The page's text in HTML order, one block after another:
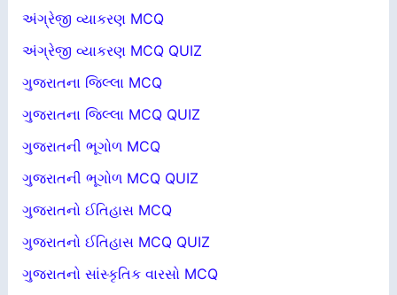
અંગ્રેજી વ્યાકરણ MCQ
અંગ્રેજી વ્યાકરણ MCQ QUIZ
ગુજરાતના જિલ્લા MCQ
ગુજરાતના જિલ્લા MCQ QUIZ
ગુજરાતની ભૂગોળ MCQ
ગુજરાતની ભૂગોળ MCQ QUIZ
ગુજરાતનો ઈતિહાસ MCQ
ગુજરાતનો ઈતિહાસ MCQ QUIZ
ગુજરાતનો સાંસ્કૃતિક વારસો MCQ